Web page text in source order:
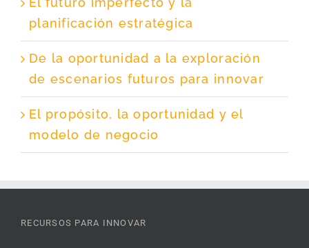
planificación estratégica
De la oportunidad a la exploración
de escenarios futuros para innovar
El propósito, la oportunidad y el
modelo de negocio
RECURSOS PARA INNOVAR